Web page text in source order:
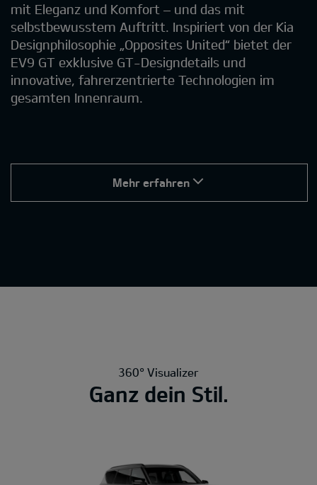
mit Eleganz und Komfort – und das mit
selbstbewusstem Auftritt. Inspiriert von der Kia
Designphilosophie „Opposites United“ bietet der
EV9 GT exklusive GT-Designdetails und
innovative, fahrerzentrierte Technologien im
gesamten Innenraum.
Mehr erfahren
360° Visualizer
Ganz dein Stil.